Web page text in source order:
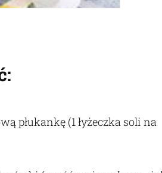
płukankę (1 łyżeczka soli na